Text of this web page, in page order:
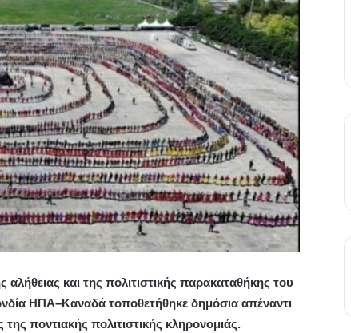
και της πολιτιστικής παρακαταθήκης του
ΗΠΑ–Καναδά τοποθετήθηκε δημόσια απέναντι
ποντιακής πολιτιστικής κληρονομιάς.